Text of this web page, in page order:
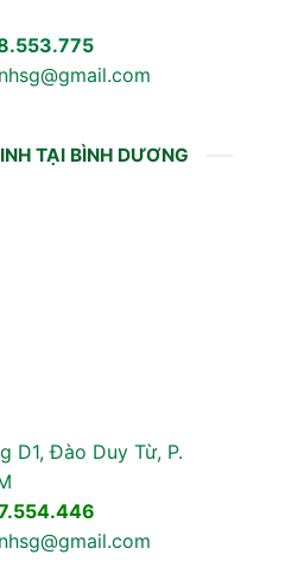
TẠI BÌNH DƯƠNG
D1, Đào Duy Từ, P.